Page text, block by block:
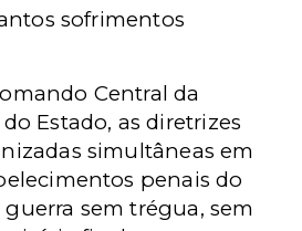
sofrimentos
Central da
Estado, as diretrizes
simultâneas em
penais do
sem trégua, sem